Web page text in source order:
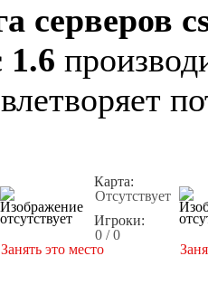
серверов
1.6
Карта:
Отсутствует
Игроки:
0 / 0
Занять это место